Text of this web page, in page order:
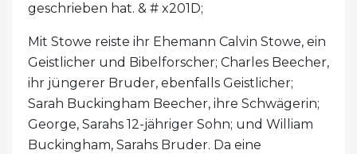
geschrieben hat. & # x201D;
Mit Stowe reiste ihr Ehemann Calvin Stowe, ein
Geistlicher und Bibelforscher; Charles Beecher,
ihr jüngerer Bruder, ebenfalls Geistlicher;
Sarah Buckingham Beecher, ihre Schwägerin;
George, Sarahs 12-jähriger Sohn; und William
Buckingham, Sarahs Bruder. Da eine